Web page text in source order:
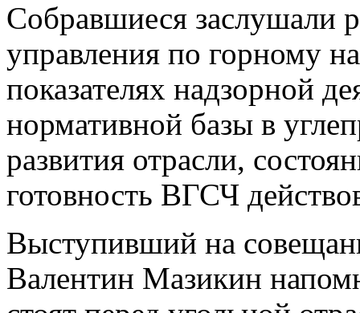
Собравшиеся заслушали
управления по горному
показателях надзорной
нормативной базы в
развития отрасли,
готовность ВГСЧ
Выступивший на
Валентин Мазикин